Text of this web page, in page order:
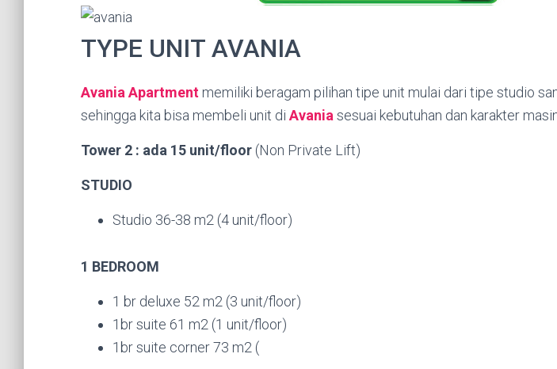
TYPE UNIT AVANIA
Avania Apartment memiliki beragam pilihan tipe unit mulai dari tipe studio
sehingga kita bisa membeli unit di Avania sesuai kebutuhan dan karakter
Tower 2 : ada 15 unit/floor (Non Private Lift)
STUDIO
Studio 36-38 m2 (4 unit/floor)
1 BEDROOM
1 br deluxe 52 m2 (3 unit/floor)
1br suite 61 m2 (1 unit/floor)
1br suite corner 73 m2 (